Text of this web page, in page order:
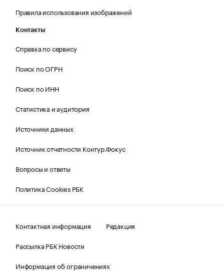
Правила использования изображений
Контакты
Справка по сервису
Поиск по ОГРН
Поиск по ИНН
Статистика и аудитория
Источники данных
Источник отчетности Контур.Фокус
Вопросы и ответы
Политика Cookies РБК
Контактная информация
Редакция
Рассылка РБК Новости
Информация об ограничениях